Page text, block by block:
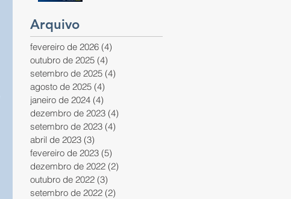
Arquivo
fevereiro de 2026 (4)
outubro de 2025 (4)
setembro de 2025 (4)
agosto de 2025 (4)
janeiro de 2024 (4)
dezembro de 2023 (4)
setembro de 2023 (4)
abril de 2023 (3)
fevereiro de 2023 (5)
dezembro de 2022 (2)
outubro de 2022 (3)
setembro de 2022 (2)